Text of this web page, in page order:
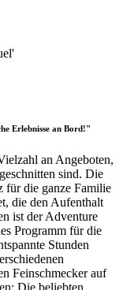
Erlebnisse an Bord!"
an Angeboten,
sind. Die
für die ganze Familie
die den Aufenthalt
ist der Adventure
Programm für die
Stunden
Feinschmecker auf
Die beliebten